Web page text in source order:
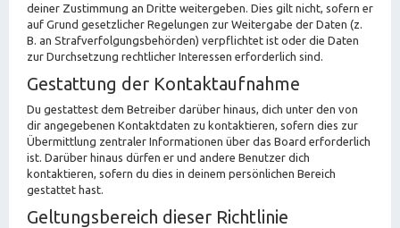
deiner Zustimmung an Dritte weitergeben. Dies gilt nicht, sofern er
auf Grund gesetzlicher Regelungen zur Weitergabe der Daten (z.
B. an Strafverfolgungsbehörden) verpflichtet ist oder die Daten
zur Durchsetzung rechtlicher Interessen erforderlich sind.
Gestattung der Kontaktaufnahme
Du gestattest dem Betreiber darüber hinaus, dich unter den von
dir angegebenen Kontaktdaten zu kontaktieren, sofern dies zur
Übermittlung zentraler Informationen über das Board erforderlich
ist. Darüber hinaus dürfen er und andere Benutzer dich
kontaktieren, sofern du dies in deinem persönlichen Bereich
gestattet hast.
Geltungsbereich dieser Richtlinie